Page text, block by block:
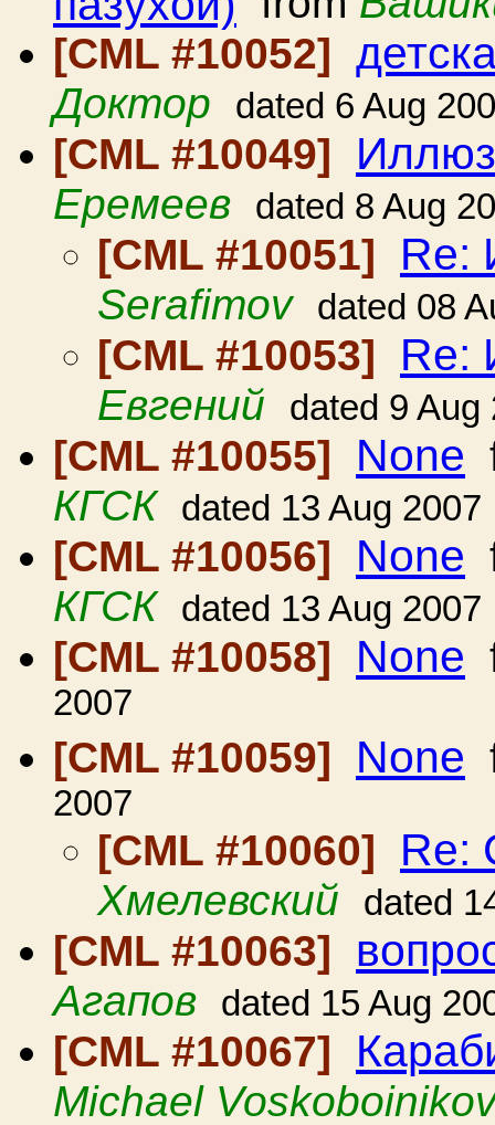
[CML #10052]
Доктор dated 6 Aug
[CML #10049]
Еремеев dated 8 Aug
[CML #10051] Re:
Serafimov dated 08
[CML #10053] Re:
Евгений dated 9 Aug
[CML #10055] None
КГСК
dated 13 Aug 2007
[CML #10056] None
КГСК
dated 13 Aug 2007
[CML #10058] None
2007
[CML #10059]
None
2007
[CML #10060] Re:
Хмелевский dated
[CML #10063]
Агапов dated 15 Aug
[CML #10067]
Michael